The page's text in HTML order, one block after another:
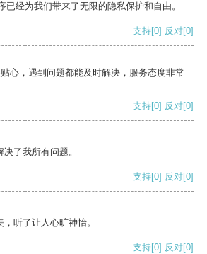
已经为我们带来了无限的隐私保护和自由。
支持[0] 反对[0]
心，遇到问题都能及时解决，服务态度非常
支持[0] 反对[0]
了我所有问题。
支持[0] 反对[0]
听了让人心旷神怡。
支持[0] 反对[0]